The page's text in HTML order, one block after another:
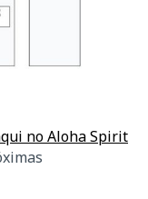
no Aloha Spirit